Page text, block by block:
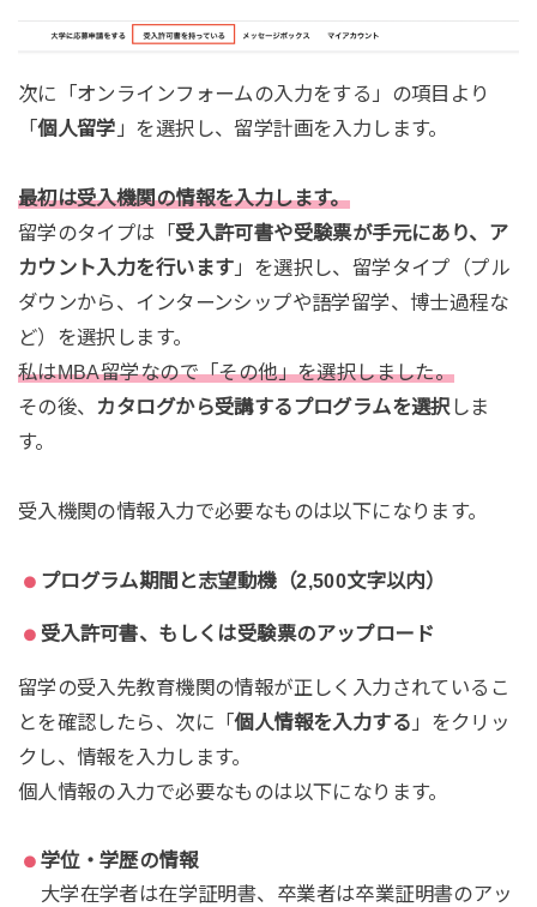
次に「オンラインフォームの入力をする」の項目より
「個人留学 」を選択し、留学計画を入力します。
最初は受入機関の情報を入力します。
留学のタイプは「受入許可書や受験票が手元にあり、ア
カウント入力を行います 」を選択し、留学タイプ（プル
ダウンから、インターンシップや語学留学、博士過程な
ど）を選択します。
私はMBA留学なので「その他」を選択しました。
その後、 カタログから受講するプログラムを選択 しま
す。
受入機関の情報入力で必要なものは以下になります。
プログラム期間と志望動機（2,500文字以内）
受入許可書、もしくは受験票のアップロード
留学の受入先教育機関の情報が正しく入力されているこ
とを確認したら、次に「個人情報を入力する 」をクリッ
クし、情報を入力します。
個人情報の入力で必要なものは以下になります。
学位・学歴の情報
大学在学者は在学証明書、卒業者は卒業証明書のアッ